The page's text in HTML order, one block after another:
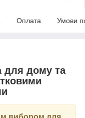
Оплата Умови
для дому та